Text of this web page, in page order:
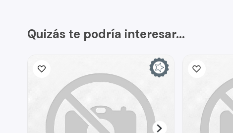
Quizás te podría interesar...